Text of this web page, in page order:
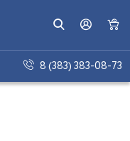
8 (383) 383-08-73